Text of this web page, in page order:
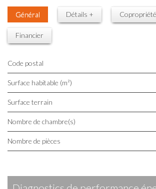
Général Détails + Copropriété
Financier
Code postal
Surface habitable (m²)
surface terrain
Nombre de chambre(s)
Nombre de pièces